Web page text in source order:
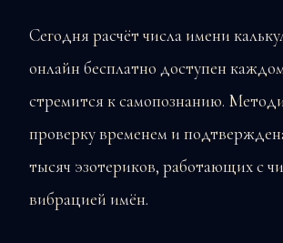
Сегодня расчёт числа имени
онлайн бесплатно доступен
стремится к самопознанию.
проверку временем и
тысяч эзотериков, работающих с
вибрацией имён.